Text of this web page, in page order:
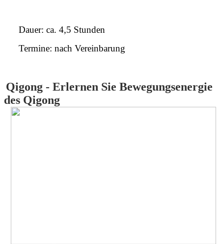
Dauer: ca. 4,5 Stunden
Termine: nach Vereinbarung
Qigong - Erlernen Sie Bewegungsenergie
des Qigong